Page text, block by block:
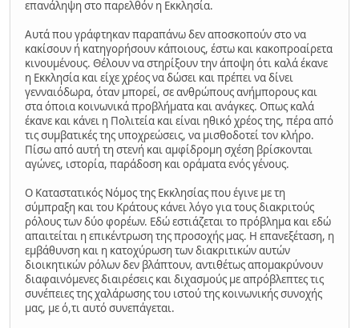
επανάληψη στο παρελθόν η Εκκλησία.
Αυτά που γράφτηκαν παραπάνω δεν αποσκοπούν στο να
κακίσουν ή κατηγορήσουν κάποιους, έστω και κακοπροαίρετα
κινουμένους. Θέλουν να στηρίξουν την άποψη ότι καλά έκανε
η Εκκλησία και είχε χρέος να δώσει και πρέπει να δίνει
γενναιόδωρα, όταν μπορεί, σε ανθρώπους ανήμπορους και
στα όποια κοινωνικά προβλήματα και ανάγκες. Οπως καλά
έκανε και κάνει η Πολιτεία και είναι ηθικό χρέος της, πέρα από
τις συμβατικές της υποχρεώσεις, να μισθοδοτεί τον κλήρο.
Πίσω από αυτή τη στενή και αμφίδρομη σχέση βρίσκονται
αγώνες, ιστορία, παράδοση και οράματα ενός γένους.
Ο Καταστατικός Νόμος της Εκκλησίας που έγινε με τη
σύμπραξη και του Κράτους κάνει λόγο για τους διακριτούς
ρόλους των δύο φορέων. Εδώ εστιάζεται το πρόβλημα και εδώ
απαιτείται η επικέντρωση της προσοχής μας. H επανεξέταση, η
εμβάθυνση και η κατοχύρωση των διακριτικών αυτών
διοικητικών ρόλων δεν βλάπτουν, αντιθέτως απομακρύνουν
διαφαινόμενες διαιρέσεις και διχασμούς με απρόβλεπτες τις
συνέπειες της χαλάρωσης του ιστού της κοινωνικής συνοχής
μας, με ό,τι αυτό συνεπάγεται.